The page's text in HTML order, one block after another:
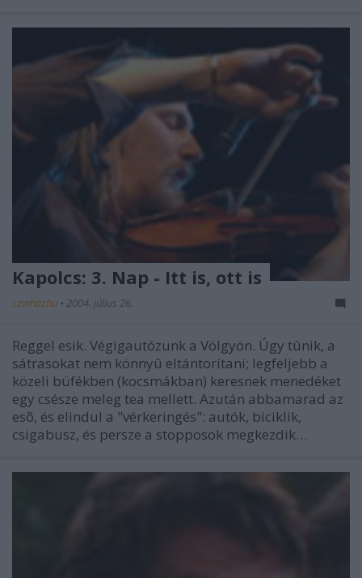
Kapolcs: 3. Nap - Itt is, ott is
szinhazhu • 2004. július 26.
Reggel esik. Végigautózunk a Völgyön. Úgy tûnik, a
sátrasokat nem könnyû eltántorítani; legfeljebb a
közeli büfékben (kocsmákban) keresnek menedéket
egy csésze meleg tea mellett. Azután abbamarad az
esõ, és elindul a "vérkeringés": autók, biciklik,
csigabusz, és persze a stopposok megkezdik…